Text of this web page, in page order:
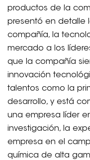
productos de la
presentó en detalle
compañía, la
mercado a los
que la compañía
innovación
talentos como la
desarrollo, y está
una empresa líder
investigación, la
empresa en el
química de alta